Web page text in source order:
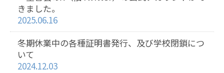
きました。
2025.06.16
冬期休業中の各種証明書発行、及び学校閉鎖につ
いて
2024.12.03